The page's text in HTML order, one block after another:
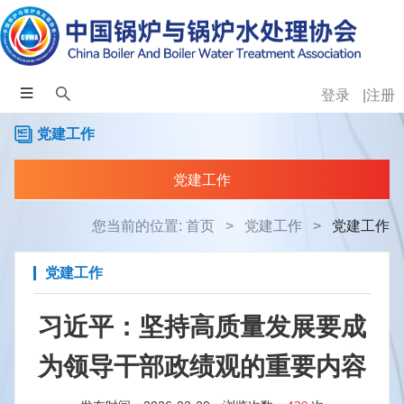
登录 注册
党建工作
党建工作
您当前的位置: 首页 > 党建工作 > 党建工作
党建工作
习近平：坚持高质量发展要成
为领导干部政绩观的重要内容